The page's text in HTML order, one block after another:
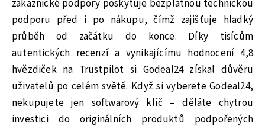
zákaznické podpory poskytuje bezplatnou technickou
podporu před i po nákupu, čímž zajišťuje hladký
průběh od začátku do konce. Díky tisícům
autentických recenzí a vynikajícímu hodnocení 4,8
hvězdiček na Trustpilot si Godeal24 získal důvěru
uživatelů po celém světě. Když si vyberete Godeal24,
nekupujete jen softwarový klíč – děláte chytrou
investici do originálních produktů podpořených